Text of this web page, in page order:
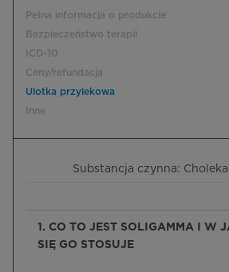
Pełna informacja o produkcie
Bezpieczeństwo terapii
ICD-10
Ceny/refundacja
Ulotka przylekowa
Inne
Substancja czynna:
1. CO TO JEST SOLIGAMMA I W
SIĘ GO STOSUJE